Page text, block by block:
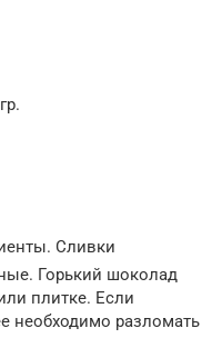
Сливки
Горький шоколад
плитке. Если
необходимо разломать